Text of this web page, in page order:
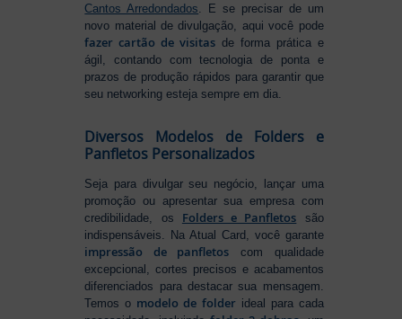
Cantos Arredondados . E se precisar de um
novo material de divulgação, aqui você pode
fazer cartão de visitas de forma prática e
ágil, contando com tecnologia de ponta e
prazos de produção rápidos para garantir que
seu networking esteja sempre em dia.
Diversos Modelos de Folders e
Panfletos Personalizados
Seja para divulgar seu negócio, lançar uma
promoção ou apresentar sua empresa com
credibilidade, os Folders e Panfletos são
indispensáveis. Na Atual Card, você garante
impressão de panfletos com qualidade
excepcional, cortes precisos e acabamentos
diferenciados para destacar sua mensagem.
Temos o modelo de folder ideal para cada